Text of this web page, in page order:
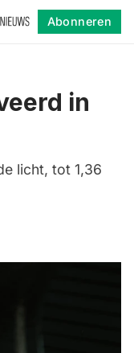
Abonneren
in
licht, tot 1,36